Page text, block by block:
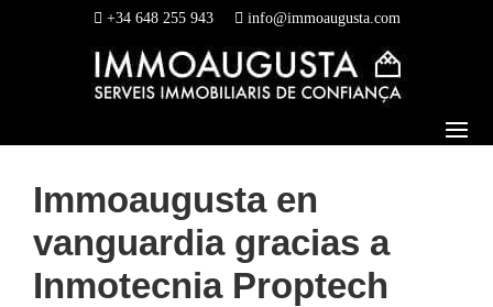
+34 648 255 943 info@immoaugusta.com
Immoaugusta en
vanguardia gracias a
Inmotecnia Proptech